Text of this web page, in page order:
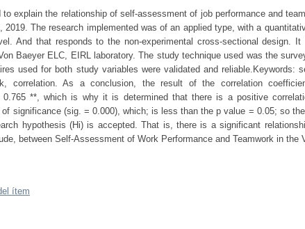
explain the relationship of self-assessment of job performance and
2019. The research implemented was of an applied type, with a
And that responds to the non-experimental cross-sectional design.
Baeyer ELC, EIRL laboratory. The study technique used was the
used for both study variables were validated and reliable.Keywords:
correlation. As a conclusion, the result of the correlation
**, which is why it is determined that there is a positive
significance (sig. = 0.000), which; is less than the p value = 0.05; so
hypothesis (Hi) is accepted. That is, there is a significant
between Self-Assessment of Work Performance and Teamwork in the
ítem